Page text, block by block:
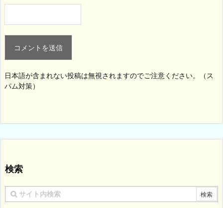
日本語が含まれない投稿は無視されますのでご注意ください。（ス
パム対策）
検索